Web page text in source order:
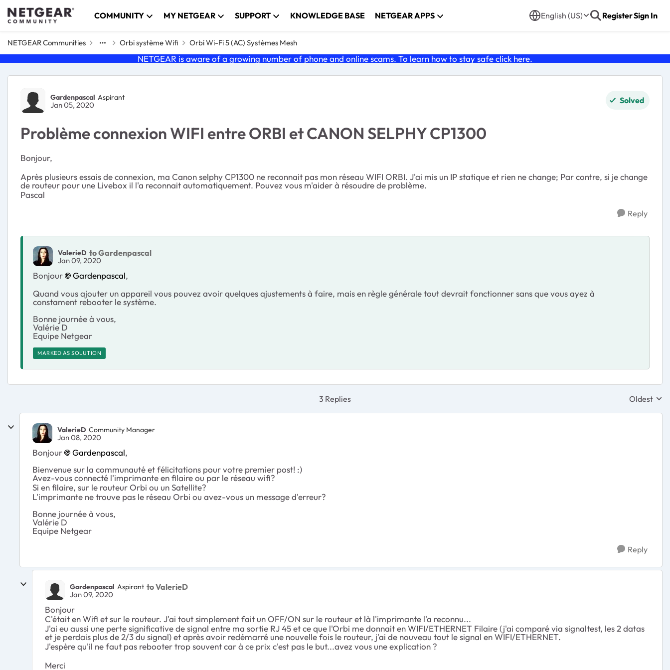
Skip to content COMMUNITY MY NETGEAR SUPPORT KNOWLEDGE BASE NETGEAR APPS English (US) RegisterSign In
NETGEAR Communities Orbi système Wifi Orbi Wi-Fi 5 (AC) Systèmes Mesh
NETGEAR is aware of a growing number of phone and online scams. To learn how to stay safe click here.
Forum Discussion
Gardenpascal Aspirant
Jan 05, 2020 Solved
Problème connexion WIFI entre ORBI et CANON SELPHY CP1300
Bonjour,
Après plusieurs essais de connexion, ma Canon selphy CP1300 ne reconnait pas mon réseau WIFI ORBI. J'ai mis un IP statique et rien ne change; Par contre, si je change
de routeur pour une Livebox il l'a reconnait automatiquement. Pouvez vous m'aider à résoudre de problème.
Pascal
Reply
ValerieD to Gardenpascal
Jan 09, 2020
Bonjour Gardenpascal,
Quand vous ajouter un appareil vous pouvez avoir quelques ajustements à faire, mais en règle générale tout devrait fonctionner sans que vous ayez à
constament rebooter le système.
Bonne journée à vous,
Valérie D
Equipe Netgear
MARKED AS SOLUTION
3 Replies Replies
Oldest
ValerieD Community Manager
Jan 08, 2020
Bonjour Gardenpascal,
Bienvenue sur la communauté et félicitations pour votre premier post! :)
Avez-vous connecté l'imprimante en filaire ou par le réseau wifi?
Si en filaire, sur le routeur Orbi ou un Satellite?
L'imprimante ne trouve pas le réseau Orbi ou avez-vous un message d'erreur?
Bonne journée à vous,
Valérie D
Equipe Netgear
Reply
Gardenpascal Aspirant to ValerieD
Jan 09, 2020
Bonjour
C'était en Wifi et sur le routeur. J'ai tout simplement fait un OFF/ON sur le routeur et là l'imprimante l'a reconnu...
J'ai eu aussi une perte significative de signal entre ma sortie RJ 45 et ce que l'Orbi me donnait en WIFI/ETHERNET Filaire (j'ai comparé via signaltest, les 2 datas
et je perdais plus de 2/3 du signal) et après avoir redémarré une nouvelle fois le routeur, j'ai de nouveau tout le signal en WIFI/ETHERNET.
J'espère qu'il ne faut pas rebooter trop souvent car à ce prix c'est pas le but...avez vous une explication ?
Merci